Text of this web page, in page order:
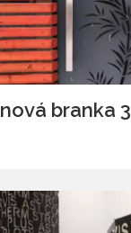
branka 3